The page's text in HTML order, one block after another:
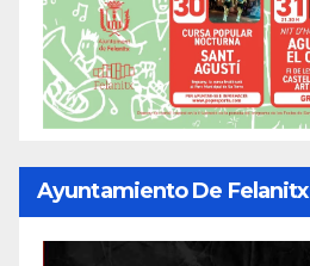
Ayuntamiento De Felanitx